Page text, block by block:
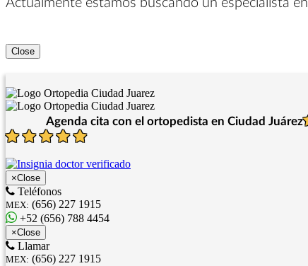
Close
Agenda cita con el ortopedista en Ciudad Juárez
×Close
Teléfonos
MEX: (656) 227 1915
+52 (656) 788 4454
×Close
Llamar
MEX: (656) 227 1915